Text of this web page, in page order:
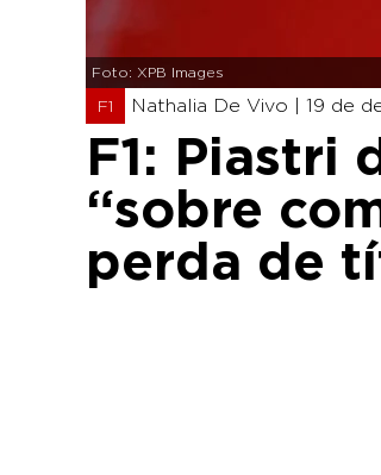
Foto: XPB Images
F1 Nathalia De Vivo | 19 de
F1: Piastri
“sobre
perda de